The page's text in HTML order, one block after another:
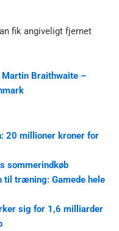
fik angiveligt fjernet
Braithwaite –
20 millioner kroner for
sommerindkøb
til træning: Gamede hele
sig for 1,6 milliarder